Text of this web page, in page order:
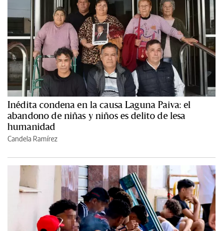
Inédita condena en la causa Laguna Paiva: el
abandono de niñas y niños es delito de lesa
humanidad
Candela Ramírez